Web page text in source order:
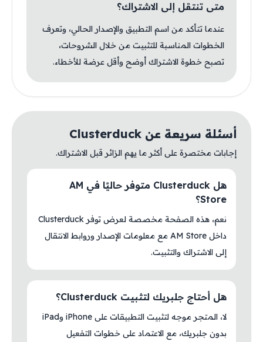
متى تنتقل إلى الاشتراك؟
عندما تتأكد من اسم التطبيق والإصدار الحالي، وتعرف
الخطوات المناسبة للتثبيت من خلال الشروحات،
تصبح خطوة الاشتراك أوضح وأقل عرضة للأخطاء.
أسئلة سريعة عن Clusterduck
إجابات مختصرة على أكثر ما يهم الزائر قبل الاشتراك.
هل Clusterduck متوفر حاليًا في AM
Store؟
نعم، هذه الصفحة مخصصة لعرض توفر Clusterduck
داخل AM Store مع معلومات الإصدار وروابط الانتقال
إلى الاشتراك والتثبيت.
هل أحتاج جلبريك لتثبيت Clusterduck؟
لا، المتجر موجه لتثبيت التطبيقات على iPhone وiPad
بدون جلبريك، مع الاعتماد على خطوات التفعيل